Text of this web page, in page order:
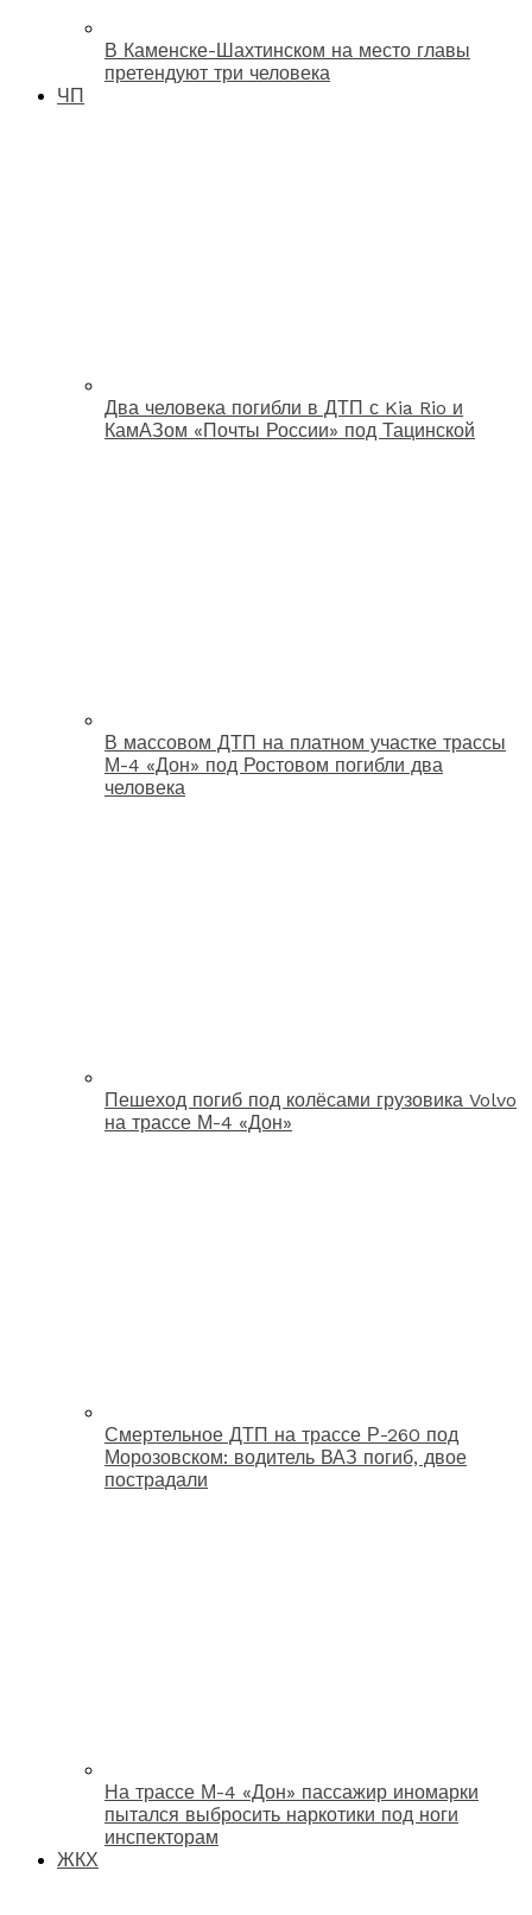
В Каменске-Шахтинском на место главы
претендуют три человека
ЧП
Два человека погибли в ДТП с Kia Rio и
КамАЗом «Почты России» под Тацинской
В массовом ДТП на платном участке трассы
М-4 «Дон» под Ростовом погибли два
человека
Пешеход погиб под колёсами грузовика Volvo
на трассе М-4 «Дон»
Смертельное ДТП на трассе Р-260 под
Морозовском: водитель ВАЗ погиб, двое
пострадали
На трассе М-4 «Дон» пассажир иномарки
пытался выбросить наркотики под ноги
инспекторам
ЖКХ